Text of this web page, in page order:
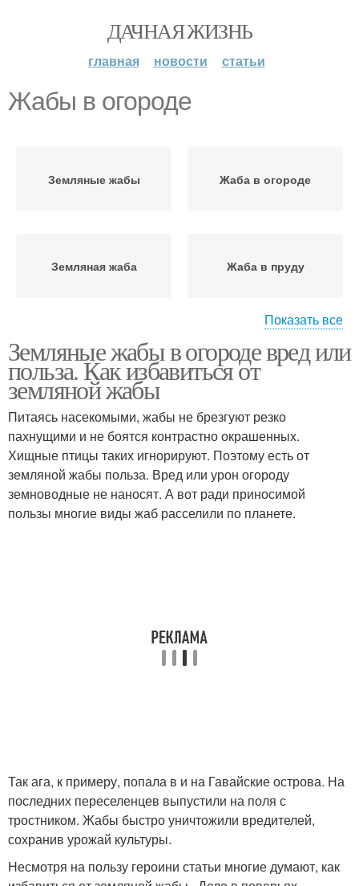
ДАЧНАЯ ЖИЗНЬ
главная новости статьи
Жабы в огороде
Земляные жабы Жаба в огороде
Земляная жаба Жаба в пруду
Лягушка в огороде
Показать все
Земляные жабы в огороде вред или
польза. Как избавиться от
земляной жабы
Питаясь насекомыми, жабы не брезгуют резко
пахнущими и не боятся контрастно окрашенных.
Хищные птицы таких игнорируют. Поэтому есть от
земляной жабы польза. Вред или урон огороду
земноводные не наносят. А вот ради приносимой
пользы многие виды жаб расселили по планете.
Так ага, к примеру, попала в и на Гавайские острова. На
последних переселенцев выпустили на поля с
тростником. Жабы быстро уничтожили вредителей,
сохранив урожай культуры.
Несмотря на пользу героини статьи многие думают, как